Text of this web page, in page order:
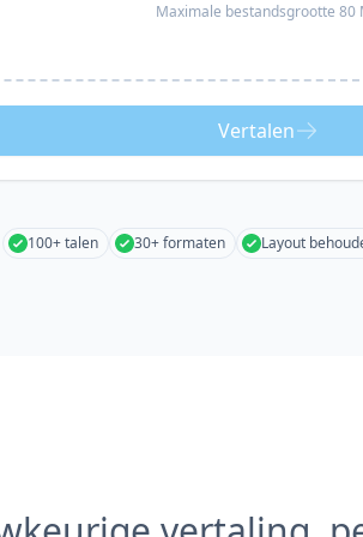
Maximale bestandsgrootte 80
Vertalen
100+ talen 30+ formaten Layout